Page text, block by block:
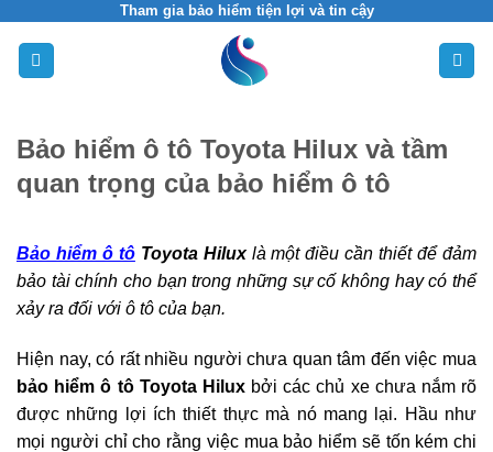
content
Tham gia bảo hiểm tiện lợi và tin cậy
Bảo hiểm ô tô Toyota Hilux và tầm
quan trọng của bảo hiểm ô tô
Bảo hiểm ô tôToyota Hiluxlà một điều cần thiết để đảm
bảo tài chính cho bạn trong những sự cố không hay có thể
xảy ra đối với ô tô của bạn.
Hiện nay, có rất nhiều người chưa quan tâm đến việc mua
bảo hiểm ô tô Toyota Hiluxbởi các chủ xe chưa nắm rõ
được những lợi ích thiết thực mà nó mang lại. Hầu như
mọi người chỉ cho rằng việc mua bảo hiểm sẽ tốn kém chi